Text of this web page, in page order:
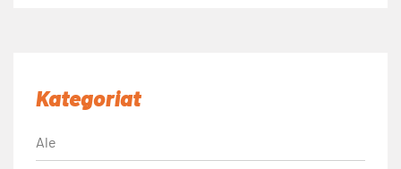
Kategoriat
Ale